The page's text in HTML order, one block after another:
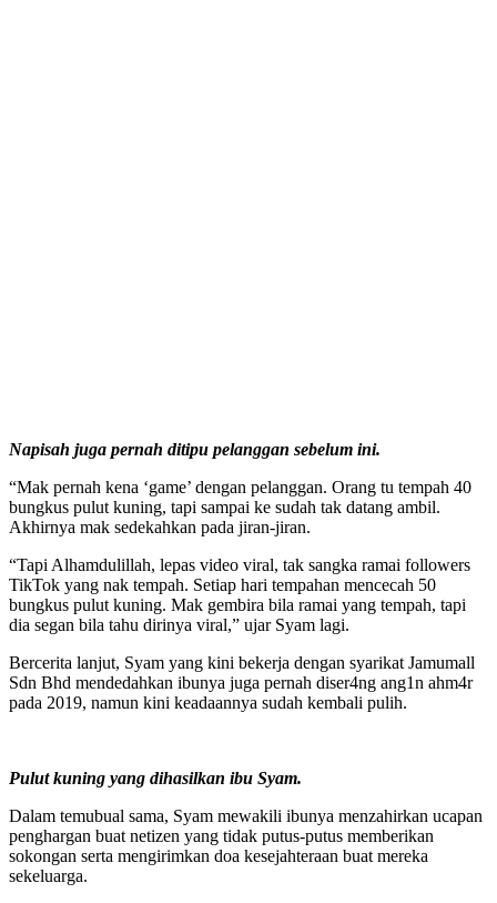
Napisah juga pernah ditipu pelanggan sebelum ini.
“Mak pernah kena ‘game’ dengan pelanggan. Orang tu tempah 40
bungkus pulut kuning, tapi sampai ke sudah tak datang ambil.
Akhirnya mak sedekahkan pada jiran-jiran.
“Tapi Alhamdulillah, lepas video viral, tak sangka ramai followers
TikTok yang nak tempah. Setiap hari tempahan mencecah 50
bungkus pulut kuning. Mak gembira bila ramai yang tempah, tapi
dia segan bila tahu dirinya viral,” ujar Syam lagi.
Bercerita lanjut, Syam yang kini bekerja dengan syarikat Jamumall
Sdn Bhd mendedahkan ibunya juga pernah diser4ng ang1n ahm4r
pada 2019, namun kini keadaannya sudah kembali pulih.
Pulut kuning yang dihasilkan ibu Syam.
Dalam temubual sama, Syam mewakili ibunya menzahirkan ucapan
penghargan buat netizen yang tidak putus-putus memberikan
sokongan serta mengirimkan doa kesejahteraan buat mereka
sekeluarga.